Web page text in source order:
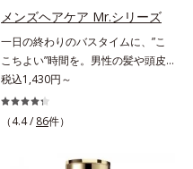
メンズヘアケア Mr.シリーズ
一日の終わりのバスタイムに、”こ
こちよい”時間を。男性の髪や頭皮
は汗や余分な皮脂に加え、ハードワ
ックスやスプレーなど性質が異なる
汚れがたまりやすい環境にありま
税込1,430円～
（4.4 / 86件）